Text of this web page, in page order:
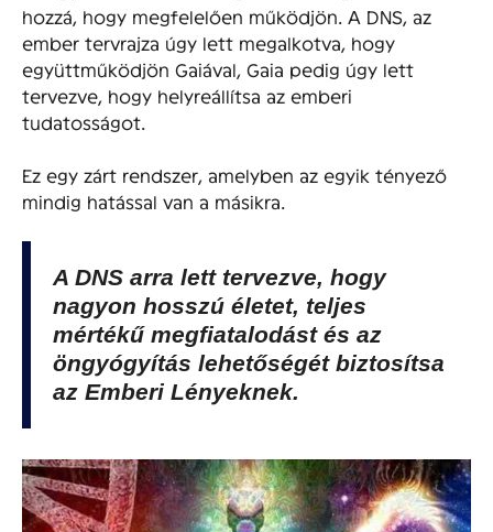
hozzá, hogy megfelelően működjön. A DNS, az
ember tervrajza úgy lett megalkotva, hogy
együttműködjön Gaiával, Gaia pedig úgy lett
tervezve, hogy helyreállítsa az emberi
tudatosságot.
Ez egy zárt rendszer, amelyben az egyik tényező
mindig hatással van a másikra.
A DNS arra lett tervezve, hogy
nagyon hosszú életet, teljes
mértékű megfiatalodást és az
öngyógyítás lehetőségét biztosítsa
az Emberi Lényeknek.